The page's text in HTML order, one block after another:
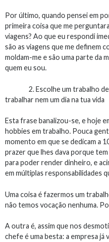
Por último, quando pensei em
primeira coisa que me
viagens? Ao que eu respondi
são as viagens que me definem
moldam-me e são uma parte da
quem eu sou.
2. Escolhe um trabalho de
trabalhar nem um dia na tua vida
Esta frase banalizou-se, e hoje
hobbies em trabalho. Pouca
momento em que se dedicam a
prazer que lhes dava porque
para poder render dinheiro, e
em múltiplas responsabilidades
Uma coisa é fazermos um
não temos vocação nenhuma.
A outra é, assim que nos
chefe é uma besta: a empresa já